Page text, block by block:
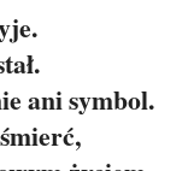
ani symbol.